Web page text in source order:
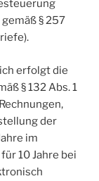
§ 257
erfolgt die
§ 132 Abs. 1
der
im
10 Jahre bei